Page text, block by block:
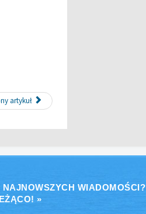
artykuł
WIADOMOŚCI?
»